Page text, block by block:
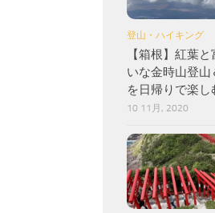
登山・ハイキング
【箱根】紅葉
いな金時山登山
を日帰りで楽し
10 11月, 2020